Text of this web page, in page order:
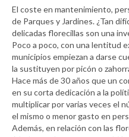
El coste en mantenimiento,
de Parques y Jardines. ¿Tan
delicadas florecillas son una
Poco a poco, con una lentitud
municipios empiezan a darse
la sustituyen por picón o
Hace más de 30 años que un
en su corta dedicación a la
multiplicar por varias veces el
el mismo o menor gasto en
Además, en relación con las